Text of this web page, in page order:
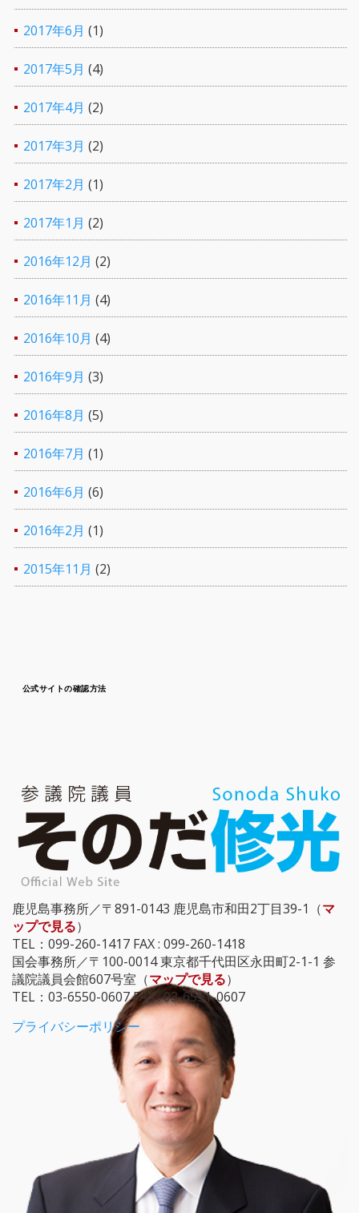
2017年6月 (1)
2017年5月 (4)
2017年4月 (2)
2017年3月 (2)
2017年2月 (1)
2017年1月 (2)
2016年12月 (2)
2016年11月 (4)
2016年10月 (4)
2016年9月 (3)
2016年8月 (5)
2016年7月 (1)
2016年6月 (6)
2016年2月 (1)
2015年11月 (2)
公式サイトの確認方法
鹿児島事務所／〒891-0143 鹿児島市和田2丁目39-1（マ
ップで見る）
TEL：099-260-1417 FAX : 099-260-1418
国会事務所／〒100-0014 東京都千代田区永田町2-1-1 参
議院議員会館607号室（マップで見る）
TEL：03-6550-0607 FAX : 03-6551-0607
プライバシーポリシー